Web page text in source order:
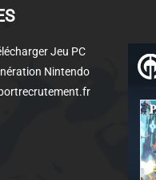
Jeu PC
Nintendo